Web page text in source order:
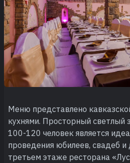
Меню представлено
кухнями. Просторный светлый
100-120 человек является
проведения юбилеев, свадеб
третьем этаже ресторана